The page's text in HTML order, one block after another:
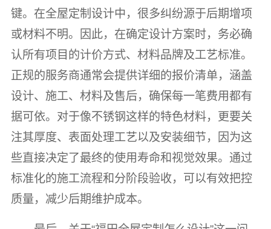
键。在全屋定制设计中，很多纠纷源于后期增项
或材料不明。因此，在确定设计方案时，务必确
认所有项目的计价方式、材料品牌及工艺标准。
正规的服务商通常会提供详细的报价清单，涵盖
设计、施工、材料及售后，确保每一笔费用都有
据可依。对于像不锈钢这样的特色材料，更要关
注其厚度、表面处理工艺以及安装细节，因为这
些直接决定了最终的使用寿命和视觉效果。通过
标准化的施工流程和分阶段验收，可以有效把控
质量，减少后期维护成本。